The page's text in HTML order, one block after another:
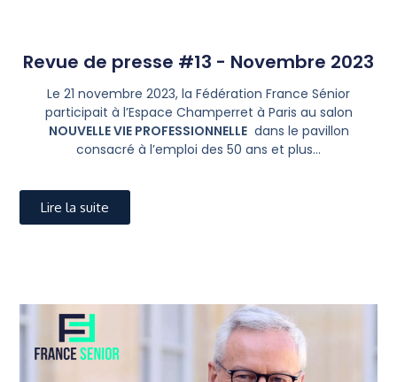
Revue de presse #13 - Novembre 2023
Le 21 novembre 2023, la Fédération France Sénior
participait à l’Espace Champerret à Paris au salon
NOUVELLE VIE PROFESSIONNELLEdans le pavillon
consacré à l’emploi des 50 ans et plus…
Lire la suite